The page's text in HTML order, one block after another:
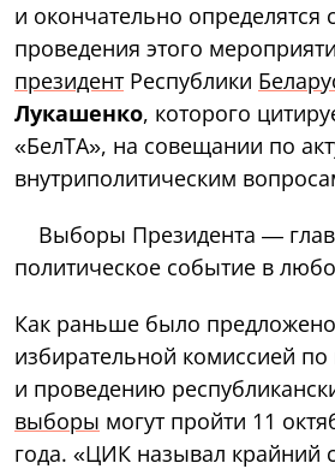
и окончательно определятся
проведения этого
президентРеспублики
Лукашенко, которого
«БелТА», на совещании по
внутриполитическим
Выборы Президента —
политическое событие в
Как раньше было
избирательной комиссией
и проведению
выборы могут пройти 11
года. «ЦИК называл крайний